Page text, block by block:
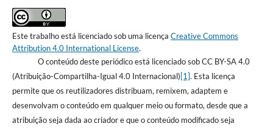
Este trabalho está licenciado sob uma licença Creative Commons
Attribution 4.0 International License.
O conteúdo deste periódico está licenciado sob CC BY-SA 4.0
(Atribuição-Compartilha-Igual 4.0 Internacional)[1]. Esta licença
permite que os reutilizadores distribuam, remixem, adaptem e
desenvolvam o conteúdo em qualquer meio ou formato, desde que a
atribuição seja dada ao criador e que o conteúdo modificado seja